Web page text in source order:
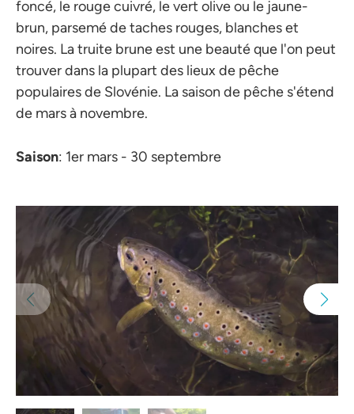
foncé, le rouge cuivré, le vert olive ou le jaune-
brun, parsemé de taches rouges, blanches et
noires. La truite brune est une beauté que l'on peut
trouver dans la plupart des lieux de pêche
populaires de Slovénie. La saison de pêche s'étend
de mars à novembre.
Saison: 1er mars - 30 septembre